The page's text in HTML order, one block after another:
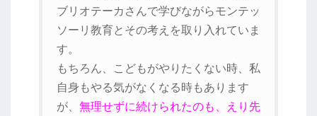
ブリオテーカさんで学びながらモンテッ
ソーリ教育とその考えを取り入れていま
す。
もちろん、こどもがやりたくない時、私
自身もやる気がなくなる時もあります
が、 無理せずに続けられたのも、えり先